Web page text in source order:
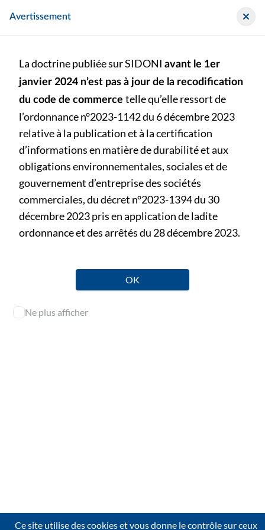
Sidoni
Archive
> Outil / Exemple | Lettre de mission |Département EIP>
Lettre de mission EIP
Lettre de mission EIP
Ce document est remplacé par :
Ce document remplace :1 document
Lettre de mission
Avertissement
La doctrine publiée sur SIDONI avant le 1er
janvier 2024 n’est pas à jour de la recodification
du code de commerce telle qu’elle ressort de
l’ordonnance n°2023-1142 du 6 décembre 2023
relative à la publication et à la certification
d’informations en matière de durabilité et aux
obligations environnementales, sociales et de
gouvernement d’entreprise des sociétés
commerciales, du décret n°2023-1394 du 30
décembre 2023 pris en application de ladite
ordonnance et des arrêtés du 28 décembre 2023.
OK
Ne plus afficher
Ce site utilise des cookies et vous donne le contrôle sur ceux